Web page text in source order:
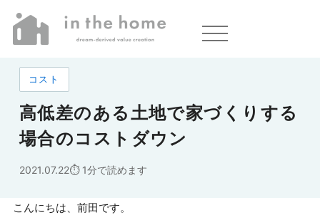
ホーム» 高低差のある土地で家づくりする場合のコストダウン
コスト
高低差のある土地で家づくりする
場合のコストダウン
2021.07.22 1分で読めます
こんにちは、前田です。